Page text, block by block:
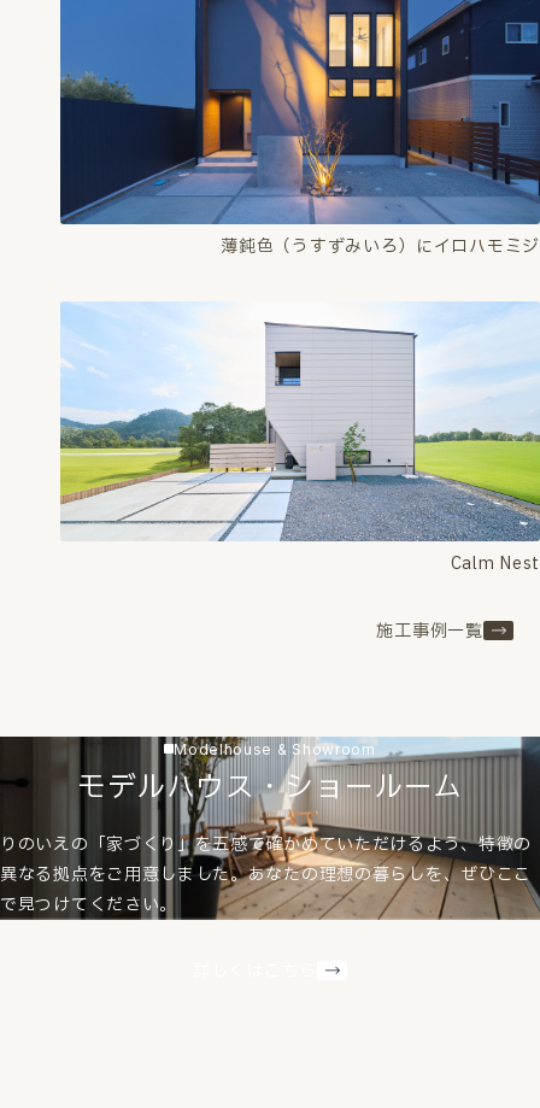
薄鈍色（うすずみいろ）にイロハモミジ
Calm Nest
施工事例一覧
Modelhouse & Showroom
モデルハウス・ショールーム
りのいえの「家づくり」を五感で確かめていただけるよう、特徴の
異なる拠点をご用意しました。あなたの理想の暮らしを、ぜひここ
で見つけてください。